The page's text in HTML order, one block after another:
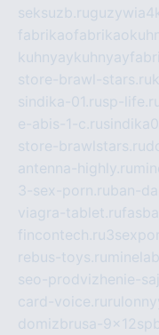
seksuzb.ru
store-brawl-stars.ru
sindika-01.rusp-
e-abis-1-c.ru
store-brawlstars.ru
antenna-highly.ru
3-sex-porn.ruban-
viagra-tablet.ru
fincontech.ru
rebus-toys.ru
seo-prodvizhenie-
card-voice.ru
domizbrusa-